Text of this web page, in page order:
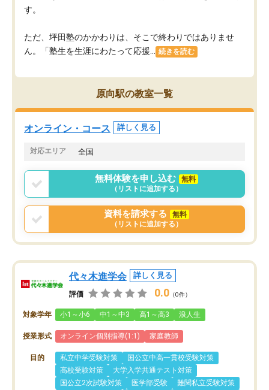
す。
ただ、坪田塾のかかわりは、そこで終わりではありませ
ん。「塾生を生涯にわたって応援...
続きを読む
原向駅の教室一覧
オンライン・コース 詳しく見る
対応エリア 全国
無料体験を申し込む
無料
（リストに追加する）
資料を請求する
無料
（リストに追加する）
代々木進学会 詳しく見る
評価 0.0 （0件）
対象学年 小1～小6 中1～中3 高1～高3 浪人生
授業形式 オンライン個別指導(1:1) 家庭教師
目的 私立中学受験対策
国公立中高一貫校受験対策
高校受験対策
大学入学共通テスト対策
国公立2次試験対策
医学部受験
難関私立受験対策